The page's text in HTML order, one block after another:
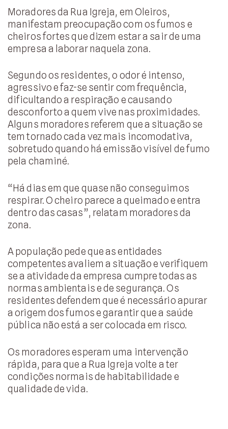
Moradores da Rua Igreja, em Oleiros,
manifestam preocupação com os fumos e
cheiros fortes que dizem estar a sair de uma
empresa a laborar naquela zona.
Segundo os residentes, o odor é intenso,
agressivo e faz-se sentir com frequência,
dificultando a respiração e causando
desconforto a quem vive nas proximidades.
Alguns moradores referem que a situação se
tem tornado cada vez mais incomodativa,
sobretudo quando há emissão visível de fumo
pela chaminé.
“Há dias em que quase não conseguimos
respirar. O cheiro parece a queimado e entra
dentro das casas”, relatam moradores da
zona.
A população pede que as entidades
competentes avaliem a situação e verifiquem
se a atividade da empresa cumpre todas as
normas ambientais e de segurança. Os
residentes defendem que é necessário apurar
a origem dos fumos e garantir que a saúde
pública não está a ser colocada em risco.
Os moradores esperam uma intervenção
rápida, para que a Rua Igreja volte a ter
condições normais de habitabilidade e
qualidade de vida.